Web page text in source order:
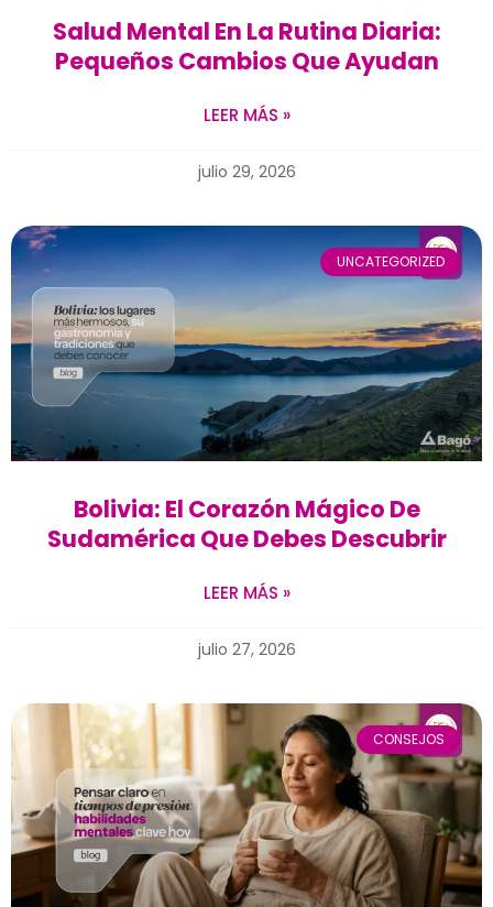
Salud Mental En La Rutina Diaria:
Pequeños Cambios Que Ayudan
LEER MÁS »
julio 29, 2026
UNCATEGORIZED
Bolivia: El Corazón Mágico De
Sudamérica Que Debes Descubrir
LEER MÁS »
julio 27, 2026
CONSEJOS